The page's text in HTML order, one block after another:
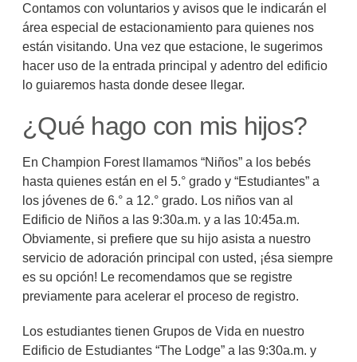
Contamos con voluntarios y avisos que le indicarán el
área especial de estacionamiento para quienes nos
están visitando. Una vez que estacione, le sugerimos
hacer uso de la entrada principal y adentro del edificio
lo guiaremos hasta donde desee llegar.
¿Qué hago con mis hijos?
En Champion Forest llamamos “Niños” a los bebés
hasta quienes están en el 5.° grado y “Estudiantes” a
los jóvenes de 6.° a 12.° grado. Los niños van al
Edificio de Niños a las 9:30a.m. y a las 10:45a.m.
Obviamente, si prefiere que su hijo asista a nuestro
servicio de adoración principal con usted, ¡ésa siempre
es su opción! Le recomendamos que se registre
previamente para acelerar el proceso de registro.
Los estudiantes tienen Grupos de Vida en nuestro
Edificio de Estudiantes “The Lodge” a las 9:30a.m. y